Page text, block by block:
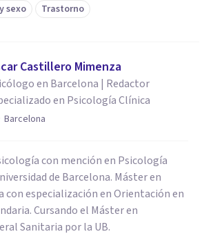
sexo Trastorno
Castillero Mimenza
en Barcelona | Redactor
en Psicología Clínica
Barcelona
con mención en Psicología
de Barcelona. Máster en
con especialización en Orientación en
Cursando el Máster en
Sanitaria por la UB.